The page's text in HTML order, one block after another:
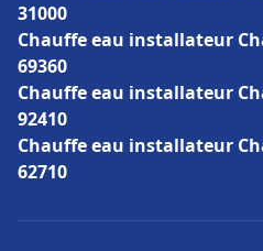
31000
Chauffe eau installateur
69360
Chauffe eau installateur
92410
Chauffe eau installateur
62710